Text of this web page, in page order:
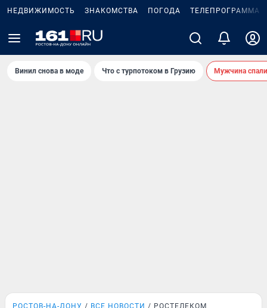
НЕДВИЖИМОСТЬ ЗНАКОМСТВА ПОГОДА ТЕЛЕПРОГРАММА
Винил снова в моде Что с турпотоком в Грузию Мужчина
РОСТОВ-НА-ДОНУ ВСЕ НОВОСТИ РОСТЕЛЕКОМ